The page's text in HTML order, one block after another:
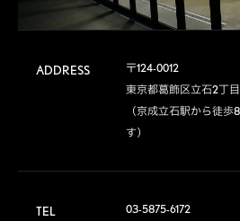
ADDRESS
〒124-0012
東京都葛飾区立石2丁
（京成立石駅から徒
す）
TEL 03-5875-6172